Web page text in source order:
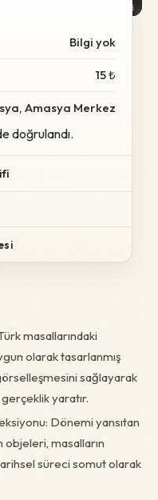
Wikimedia Commons
Bilgi yok
15 ₺
Amasya Merkez
doğrulandı.
masallarındaki
olarak tasarlanmış
sağlayarak
yaratır.
Dönemi yansıtan
masalların
süreci somut olarak